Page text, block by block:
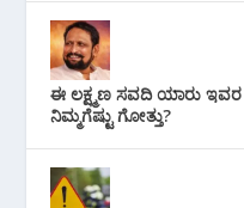
ಈ ಲಕ್ಷ್ಮಣ ಸವದಿ ಯಾರು ಇವರ
ನಿಮ್ಮಗೆಷ್ಟು ಗೋತ್ತು?